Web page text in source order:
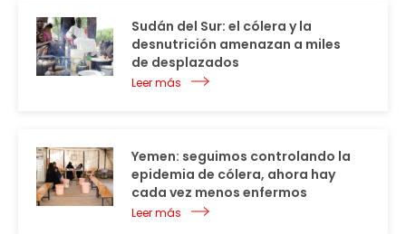
Sudán del Sur: el cólera y la
desnutrición amenazan a miles
de desplazados
Leer más
Yemen: seguimos controlando la
epidemia de cólera, ahora hay
cada vez menos enfermos
Leer más